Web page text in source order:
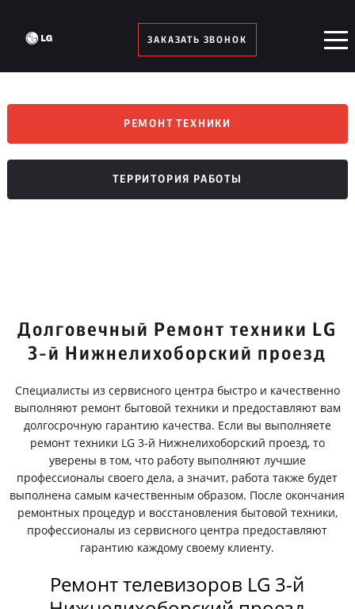
ЗАКАЗАТЬ ЗВОНОК
РЕМОНТ ТЕХНИКИ
ТЕРРИТОРИЯ РАБОТЫ
Долговечный Ремонт техники LG
3-й Нижнелихоборский проезд
Специалисты из сервисного центра быстро и качественно
выполняют ремонт бытовой техники и предоставляют вам
долгосрочную гарантию качества. Если вы выполняете
ремонт техники LG 3-й Нижнелихоборский проезд, то
уверены в том, что работу выполняют лучшие
профессионалы своего дела, а значит, работа также будет
выполнена самым качественным образом. После окончания
ремонтных процедур и восстановления бытовой техники,
профессионалы из сервисного центра предоставляют
гарантию каждому своему клиенту.
Ремонт телевизоров LG 3-й